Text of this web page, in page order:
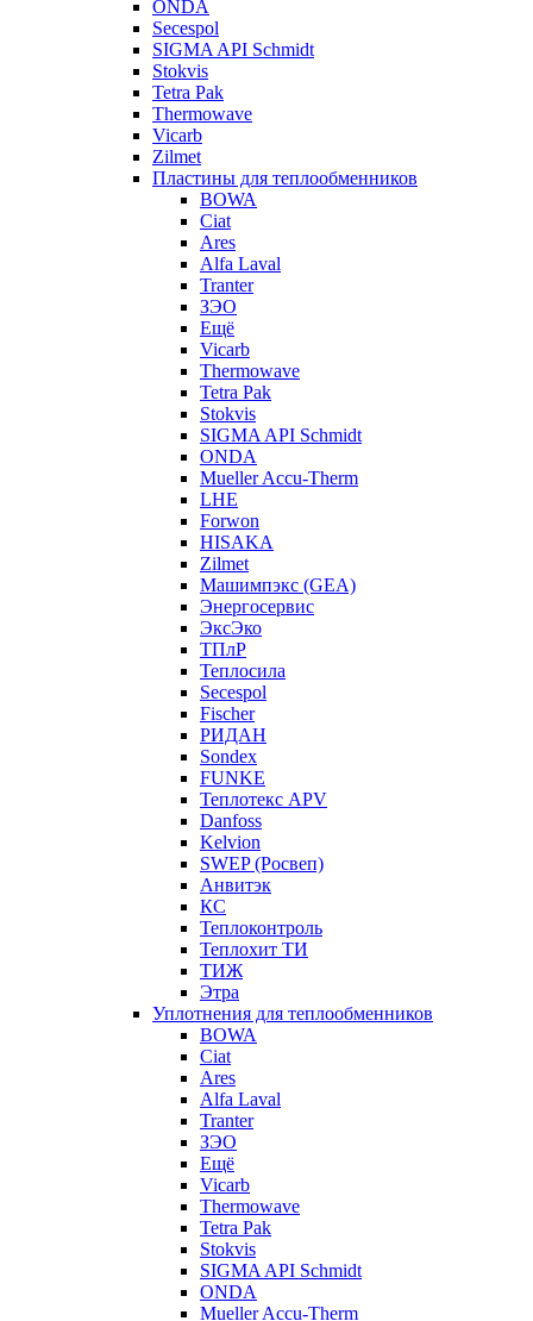
ONDA
Secespol
SIGMA API Schmidt
Stokvis
Tetra Pak
Thermowave
Vicarb
Zilmet
Пластины для теплообменников
BOWA
Ciat
Ares
Alfa Laval
Tranter
ЗЭО
Ещё
Vicarb
Thermowave
Tetra Pak
Stokvis
SIGMA API Schmidt
ONDA
Mueller Accu-Therm
LHE
Forwon
HISAKA
Zilmet
Машимпэкс (GEA)
Энергосервис
ЭксЭко
ТПлР
Теплосила
Secespol
Fischer
РИДАН
Sondex
FUNKE
Теплотекс APV
Danfoss
Kelvion
SWEP (Росвеп)
Анвитэк
КС
Теплоконтроль
Теплохит ТИ
ТИЖ
Этра
Уплотнения для теплообменников
BOWA
Ciat
Ares
Alfa Laval
Tranter
ЗЭО
Ещё
Vicarb
Thermowave
Tetra Pak
Stokvis
SIGMA API Schmidt
ONDA
Mueller Accu-Therm